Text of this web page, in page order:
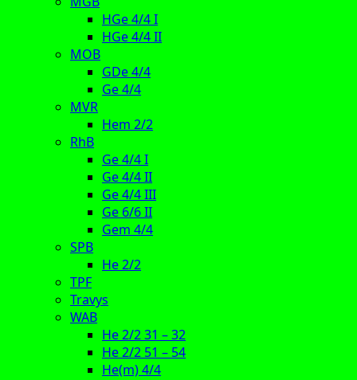
HGe 4/4 I
HGe 4/4 II
MOB
GDe 4/4
Ge 4/4
MVR
Hem 2/2
RhB
Ge 4/4 I
Ge 4/4 II
Ge 4/4 III
Ge 6/6 II
Gem 4/4
SPB
He 2/2
TPF
Travys
WAB
He 2/2 31 – 32
He 2/2 51 – 54
He(m) 4/4